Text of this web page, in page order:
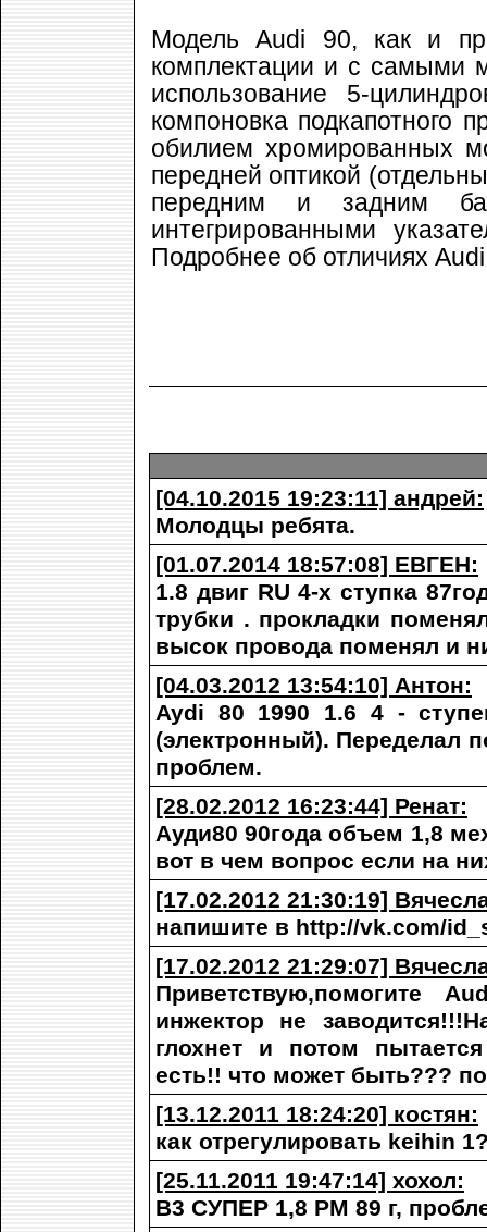
Модель Audi 90, как и
комплектации и с самыми
использование 5-
компоновка подкапотного
обилием хромированных
передней оптикой
передним и задним
интегрированными
Подробнее об отличиях
[04.10.2015 19:23:11] андрей:
Молодцы ребята.
[01.07.2014 18:57:08] ЕВГЕН:
1.8 двиг RU 4-х ступка
трубки . прокладки
высок провода поменял и
[04.03.2012 13:54:10] Антон:
Aydi 80 1990 1.6 4 -
(электронный). Переделал
проблем.
[28.02.2012 16:23:44] Ренат:
Ауди80 90года объем 1,8
вот в чем вопрос если на
[17.02.2012 21:30:19]
напишите в http://vk.com/
[17.02.2012 21:29:07]
Приветствую,помогите
инжектор не
глохнет и потом пытается
есть!! что может быть???
[13.12.2011 18:24:20] костян:
как отрегулировать keihin
[25.11.2011 19:47:14] хохол:
B3 CУПЕР 1,8 PM 89 г,